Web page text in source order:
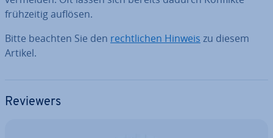
früh­zei­tig auflösen.
Bitte beachten Sie den recht­li­chen Hinweis zu diesem
Artikel.
Reviewers